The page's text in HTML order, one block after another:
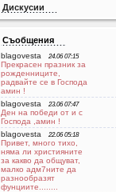
Дискусии
Съобщения
blagovesta 24.06 07:15
Прекрасен празник за
рожденниците,
радвайте се в Господа
aмин !
blagovesta
23.06 07:47
Ден на победи от и с
Господа ,амин !
blagovesta
22.06 05:18
Привет, много тихо,
няма ли християните
за какво да общуват,
малко адм7ните да
разнообразят
фунциите........